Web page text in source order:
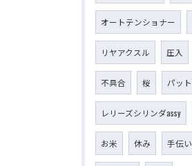
オートテンショナー
リヤアクスル 圧入
不具合 桜 パット
レリーズシリンダassy
お米 休み 手伝い